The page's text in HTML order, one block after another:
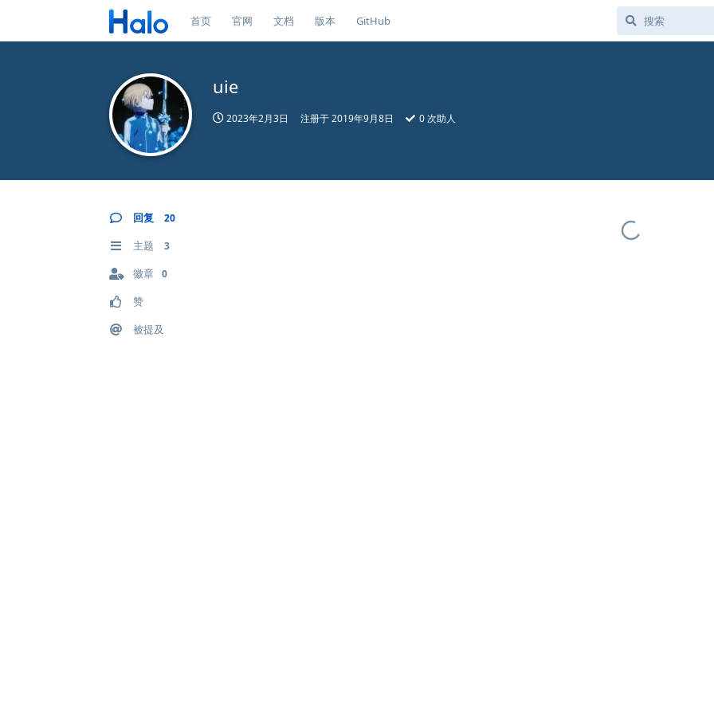
首页 官网 文档 版本 GitHub
uie
2023年2月3日 注册于2019年9月8日 0 次助人
回复 20
主题 3
徽章 0
赞
被提及